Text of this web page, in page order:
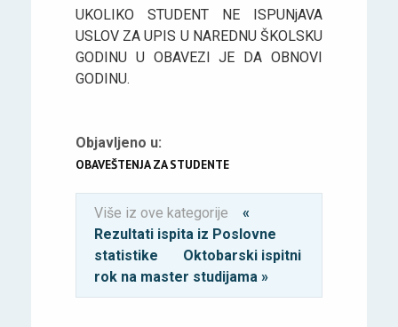
UKOLIKO STUDENT NE ISPUNjAVA
USLOV ZA UPIS U NAREDNU ŠKOLSKU
GODINU U OBAVEZI JE DA OBNOVI
GODINU.
Objavljeno u:
OBAVEŠTENJA ZA STUDENTE
Više iz ove kategorije
«
Rezultati ispita iz Poslovne
statistike
Oktobarski ispitni
rok na master studijama »